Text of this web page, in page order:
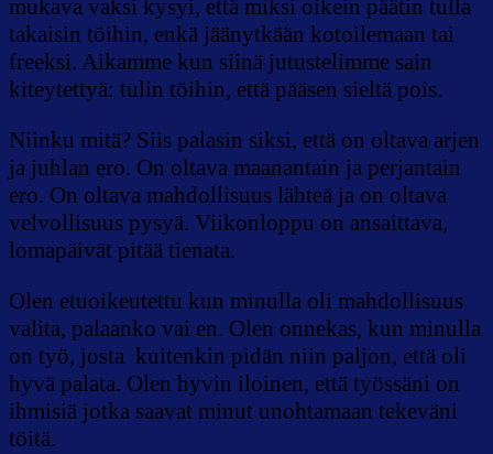
mukava vaksi kysyi, että miksi oikein päätin tulla
takaisin töihin, enkä jäänytkään kotoilemaan tai
freeksi. Aikamme kun siinä jutustelimme sain
kiteytettyä: tulin töihin, että pääsen sieltä pois.
Niinku mitä? Siis palasin siksi, että on oltava arjen
ja juhlan ero. On oltava maanantain ja perjantain
ero. On oltava mahdollisuus lähteä ja on oltava
velvollisuus pysyä. Viikonloppu on ansaittava,
lomapäivät pitää tienata.
Olen etuoikeutettu kun minulla oli mahdollisuus
valita, palaanko vai en. Olen onnekas, kun minulla
on työ, josta kuitenkin pidän niin paljon, että oli
hyvä palata. Olen hyvin iloinen, että työssäni on
ihmisiä jotka saavat minut unohtamaan tekeväni
töitä.